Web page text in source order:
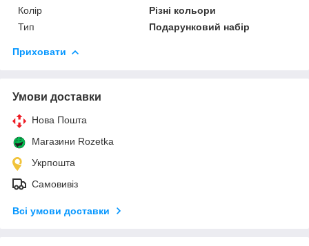
Колір
Різні кольори
Тип
Подарунковий набір
Приховати
Умови доставки
Нова Пошта
Магазини Rozetka
Укрпошта
Самовивіз
Всі умови доставки